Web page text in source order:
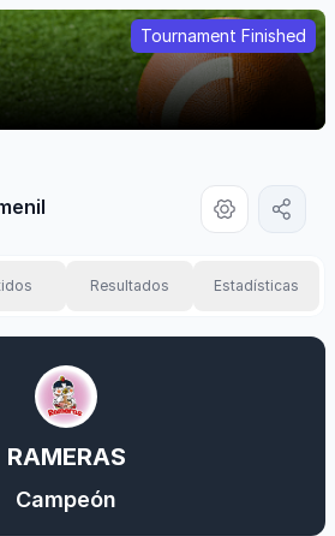
Tournament Finished
Resultados Estadísticas
RAMERAS
Campeón